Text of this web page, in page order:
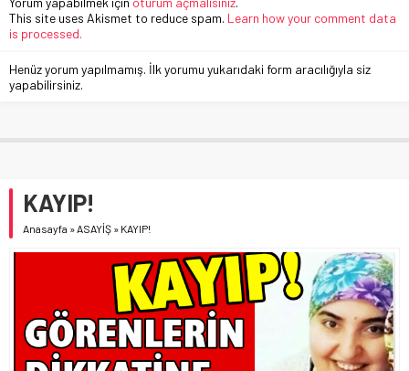
This site uses Akismet to reduce spam. Learn how your comment data
is processed.
Henüz yorum yapılmamış. İlk yorumu yukarıdaki form aracılığıyla siz
yapabilirsiniz.
KAYIP!
Anasayfa »ASAYİŞ » KAYIP!